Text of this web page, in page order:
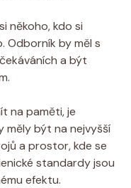
někoho, kdo si
Odborník by měl s
a být
na paměti, je
měly být na nejvyšší
a prostor, kde se
standardy jsou
efektu.